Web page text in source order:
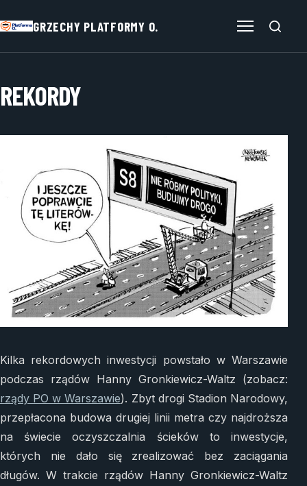
GRZECHY PLATFORMY O.
REKORDY
Kilka rekordowych inwestycji powstało w Warszawie
podczas rządów Hanny Gronkiewicz-Waltz (zobacz:
rządy PO w Warszawie). Zbyt drogi Stadion Narodowy,
przepłacona budowa drugiej linii metra czy najdroższa
na świecie oczyszczalnia ścieków to inwestycje,
których nie dało się zrealizować bez zaciągania
długów. W trakcie rządów Hanny Gronkiewicz-Waltz